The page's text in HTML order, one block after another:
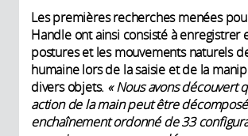
Les premières recherches menées
Handle ont ainsi consisté à enregistrer
postures et les mouvements naturels
humaine lors de la saisie et de la
divers objets. « Nous avons découvert
action de la main peut être
enchaînement ordonné de 33